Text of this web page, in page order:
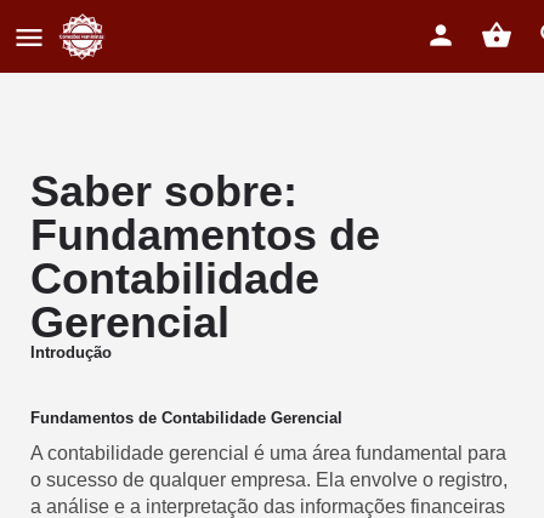
Saber sobre:
Fundamentos de
Contabilidade
Gerencial
Introdução
Fundamentos de Contabilidade Gerencial
A contabilidade gerencial é uma área fundamental para
o sucesso de qualquer empresa. Ela envolve o registro,
a análise e a interpretação das informações financeiras